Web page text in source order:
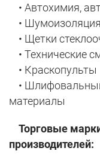
• Автохимия,
• Шумоизоляция
• Щетки
• Технические
• Краскопульты
•
материалы
Торговые
производителей: